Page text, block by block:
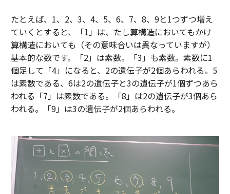
たとえば、1、2、3、4、5、6、7、8、9と1つずつ増え
ていくとすると、「1」は、たし算構造においてもかけ
算構造においても（その意味合いは異なっていますが）
基本的な数です。「2」は素数。「3」も素数。素数に1
個足して「4」になると、2の遺伝子が2個あらわれる。5
は素数である、6は2の遺伝子と3の遺伝子が1個ずつあら
われる「7」は素数である。「8」は2の遺伝子が3個あら
われる。「9」は3の遺伝子が2個あらわれる。